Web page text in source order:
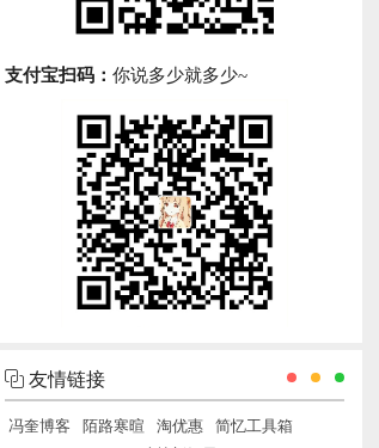
支付宝扫码： 你说多少就多少~
友情链接
冯奎博客 陌路寒暄 淘优惠
简忆工具箱